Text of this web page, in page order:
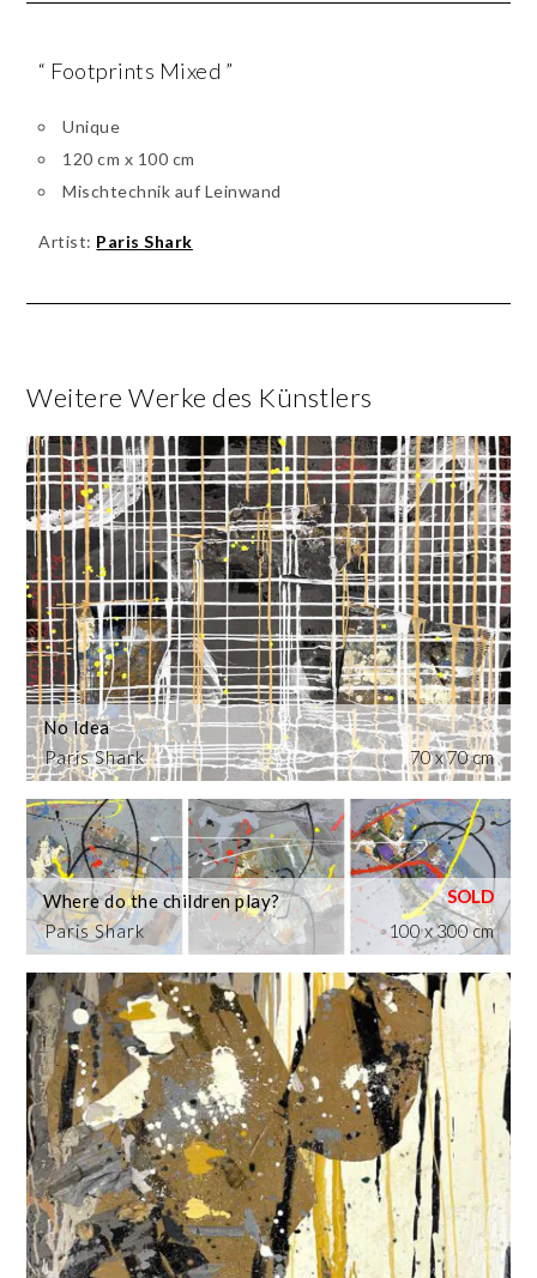
“ Footprints Mixed ”
Unique
120 cm x 100 cm
Mischtechnik auf Leinwand
Artist: Paris Shark
Weitere Werke des Künstlers
Paris Shark
No Idea
70 x 70 cm
Paris Shark
Where do the children play?
100 x 300 cm